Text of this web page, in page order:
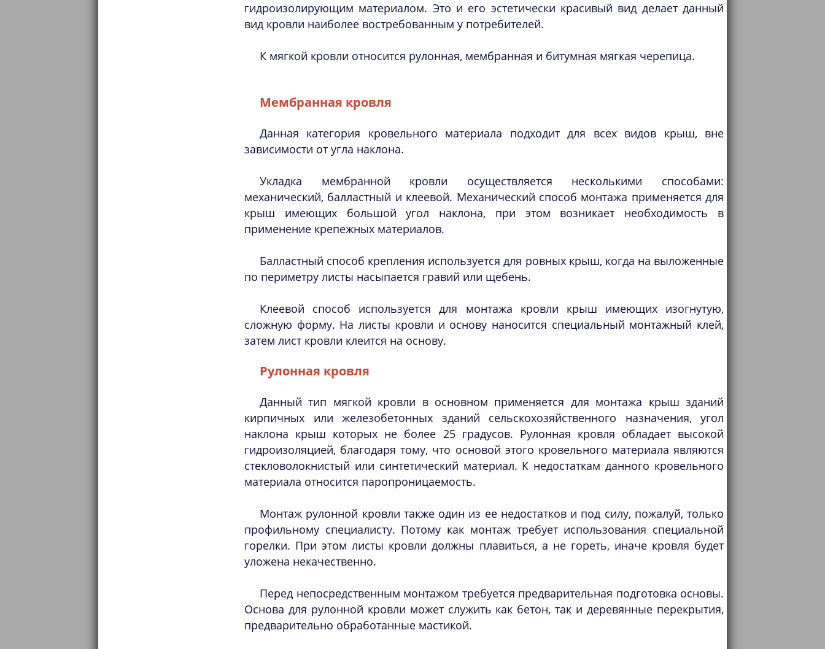
гидроизолирующим материалом. Это и его эстетически красивый вид делает данный
вид кровли наиболее востребованным у потребителей.
К мягкой кровли относится рулонная, мембранная и битумная мягкая черепица.
Мембранная кровля
Данная категория кровельного материала подходит для всех видов крыш, вне
зависимости от угла наклона.
Укладка мембранной кровли осуществляется несколькими способами:
механический, балластный и клеевой. Механический способ монтажа применяется для
крыш имеющих большой угол наклона, при этом возникает необходимость в
применение крепежных материалов.
Балластный способ крепления используется для ровных крыш, когда на выложенные
по периметру листы насыпается гравий или щебень.
Клеевой способ используется для монтажа кровли крыш имеющих изогнутую,
сложную форму. На листы кровли и основу наносится специальный монтажный клей,
затем лист кровли клеится на основу.
Рулонная кровля
Данный тип мягкой кровли в основном применяется для монтажа крыш зданий
кирпичных или железобетонных зданий сельскохозяйственного назначения, угол
наклона крыш которых не более 25 градусов. Рулонная кровля обладает высокой
гидроизоляцией, благодаря тому, что основой этого кровельного материала являются
стекловолокнистый или синтетический материал. К недостаткам данного кровельного
материала относится паропроницаемость.
Монтаж рулонной кровли также один из ее недостатков и под силу, пожалуй, только
профильному специалисту. Потому как монтаж требует использования специальной
горелки. При этом листы кровли должны плавиться, а не гореть, иначе кровля будет
уложена некачественно.
Перед непосредственным монтажом требуется предварительная подготовка основы.
Основа для рулонной кровли может служить как бетон, так и деревянные перекрытия,
предварительно обработанные мастикой.